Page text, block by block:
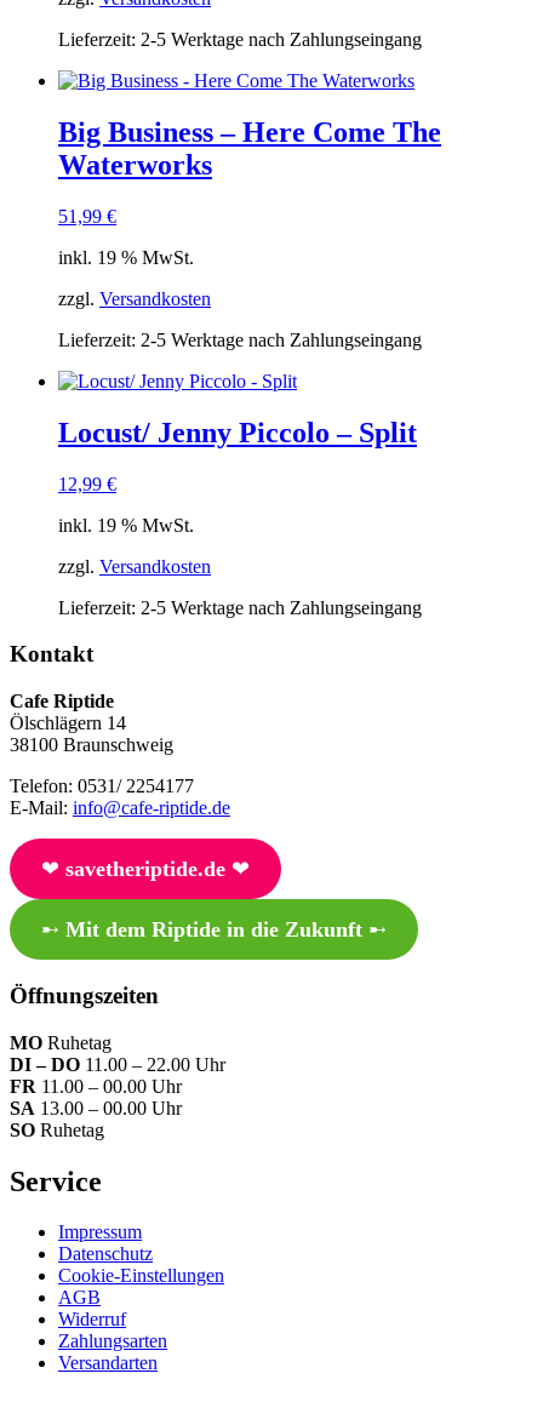
Lieferzeit: 2-5 Werktage nach Zahlungseingang
Big Business – Here Come The
Waterworks
51,99 €
inkl. 19 % MwSt.
zzgl. Versandkosten
Lieferzeit: 2-5 Werktage nach Zahlungseingang
Locust/ Jenny Piccolo – Split
12,99 €
inkl. 19 % MwSt.
zzgl. Versandkosten
Lieferzeit: 2-5 Werktage nach Zahlungseingang
Kontakt
Cafe Riptide
Ölschlägern 14
38100 Braunschweig
Telefon: 0531/ 2254177
E-Mail: info@cafe-riptide.de
❤︎ savetheriptide.de❤︎
➸ Mit dem Riptide in die Zukunft➸
Öffnungszeiten
MO Ruhetag
DI – DO 11.00 – 22.00 Uhr
FR 11.00 – 00.00 Uhr
SA 13.00 – 00.00 Uhr
SO Ruhetag
Service
Impressum
Datenschutz
Cookie-Einstellungen
AGB
Widerruf
Zahlungsarten
Versandarten